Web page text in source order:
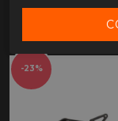
€ 114,00 € 85,50
-23%